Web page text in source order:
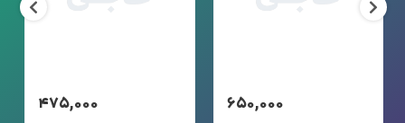
۶۵۰,۰۰۰ ۴۷۵,۰۰۰